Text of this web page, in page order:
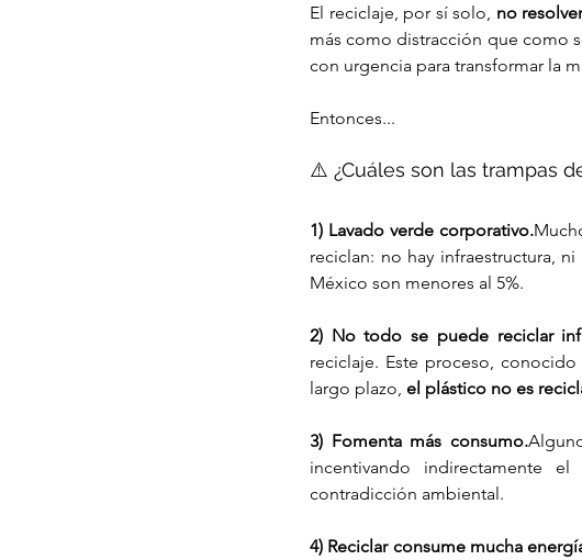
El reciclaje, por sí solo, no
más como distracción que como
con urgencia para transformar la
Entonces...
⚠️ ¿Cuáles son las trampas
1) Lavado verde corporativo.
reciclan: no hay infraestructura,
México son menores al 5%.
2) No todo se puede reciclar
reciclaje. Este proceso, conocido
largo plazo, el plástico no es
3) Fomenta más consumo.
incentivando indirectamente
contradicción ambiental.
4) Reciclar consume mucha